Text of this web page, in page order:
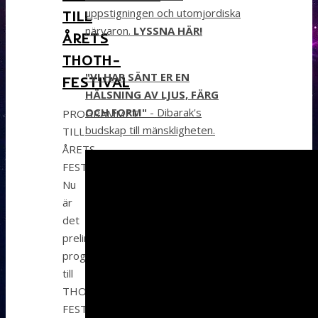
TILL
ÅRETS
THOTH-
FESTIVAL
PROGRAMMET
TILL
ÅRETS
FESTIVAL!
Nu
är
det
preliminära
programmet
till
THOTH-
FESTIVALEN
uppstigningen och utomjordiska
närvaron. LYSSNA HÄR!
"VI HAR SÄNT ER EN
HÄLSNING AV LJUS, FÄRG
OCH FORM" - Dibarak's
budskap till mänskligheten.